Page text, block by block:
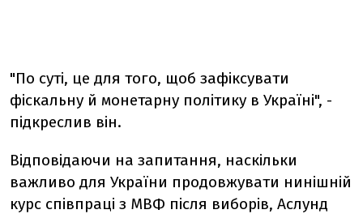
"По суті, це для того, щоб зафіксувати
фіскальну й монетарну політику в Україні", -
підкреслив він.
Відповідаючи на запитання, наскільки
важливо для України продовжувати нинішній
курс співпраці з МВФ після виборів, Аслунд